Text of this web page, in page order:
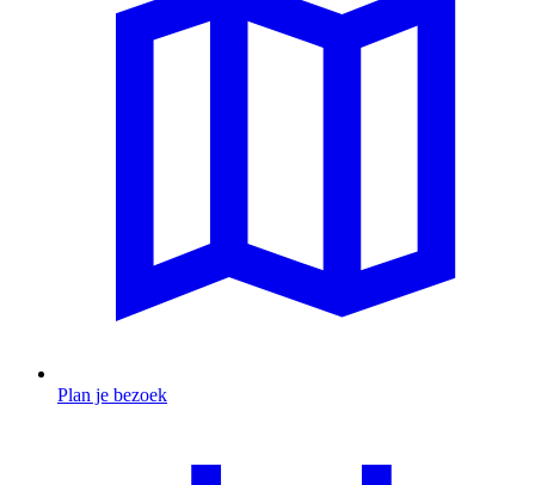
Plan je bezoek